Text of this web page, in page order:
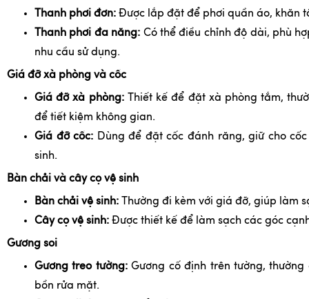
Thanh phơi đơn: Được lắp đặt để phơi quần áo, khăn
Thanh phơi đa năng: Có thể điều chỉnh độ dài, phù
nhu cầu sử dụng.
Giá đỡ xà phòng và cốc
Giá đỡ xà phòng:Thiết kế để đặt xà phòng tắm,
để tiết kiệm không gian.
Giá đỡ cốc: Dùng để đặt cốc đánh răng, giữ cho
sinh.
Bàn chải và cây cọ vệ sinh
Bàn chải vệ sinh: Thường đi kèm với giá đỡ, giúp làm
Cây cọ vệ sinh: Được thiết kế để làm sạch các góc
Gương soi
Gương treo tường:Gương cố định trên tường,
bồn rửa mặt.